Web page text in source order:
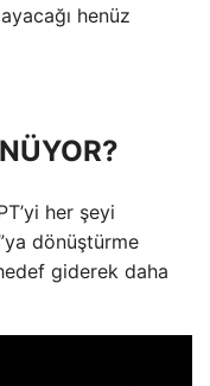
henüz
her şeyi
dönüştürme
giderek daha